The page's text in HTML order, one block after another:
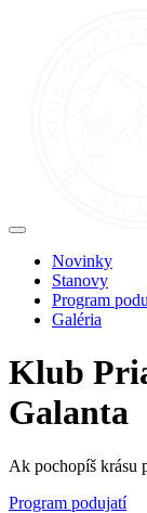
Novinky
Stanovy
Program
Galéria
Klub
Galanta
Ak pochopíš krásu
Program podujatí